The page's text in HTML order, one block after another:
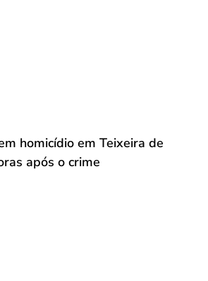
homicídio em Teixeira de
após o crime